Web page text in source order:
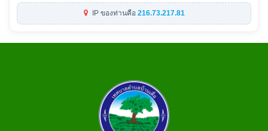
IP ของท่านคือ 216.73.217.81